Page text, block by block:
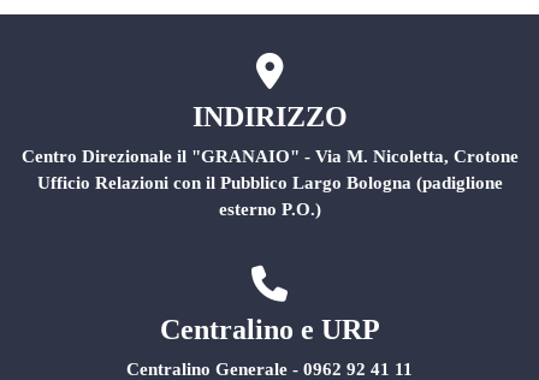
INDIRIZZO
Centro Direzionale il "GRANAIO" - Via M. Nicoletta, Crotone
Ufficio Relazioni con il Pubblico Largo Bologna (padiglione
esterno P.O.)
Centralino e URP
Centralino Generale - 0962 92 41 11